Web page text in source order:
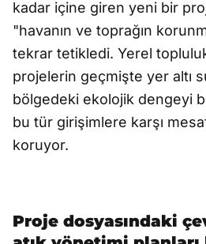
kadar içine giren yeni bir
"havanın ve toprağın
tekrar tetikledi. Yerel
projelerin geçmişte yer altı
bölgedeki ekolojik dengeyi
bu tür girişimlere karşı
koruyor.
Proje dosyasındaki